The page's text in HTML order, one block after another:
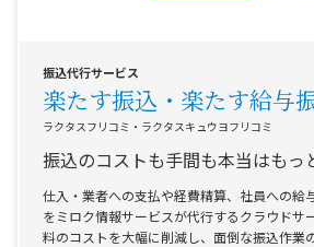
振込代行サービス
楽たす振込・楽たす給与
ラクタスフリコミ・ラクタスキュウヨフリコミ
振込のコストも手間も本当はもっ
仕入・業者への支払や経費精算、社員への給
をミロク情報サービスが代行するクラウドサ
料のコストを大幅に削減し、面倒な振込作業